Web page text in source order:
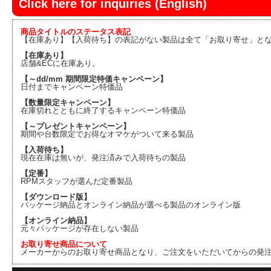
Click here for inquiries (English)
商品タイトルのステータス表記
【在庫あり】【入荷待ち】の表記がない製品は全て「お取り寄せ」とな
【在庫あり】
店舗&ECに在庫あり。
【～dd/mm 期間限定特価キャンペーン】
日付までキャンペーン特価品
【数量限定キャンペーン】
在庫切れとともに終了するキャンペーン特価品
【～プレゼントキャンペーン】
期間や台数限定でお得なオマケがついて来る製品
【入荷待ち】
現在在庫は無いが、発注済みで入荷待ちの製品
【定番】
RPMスタッフが選んだ定番製品
【ダウンロード版】
パッケージ納品とオンライン納品が選べる製品のオンライン版
【オンライン納品】
元々パッケージが存在しない製品
お取り寄せ商品について
メーカーからのお取り寄せ商品となり、ご注文をいただいてからの発注